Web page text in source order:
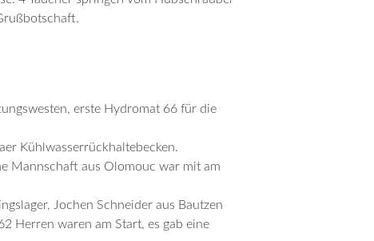
erste Hydromat 66 für die
Kühlwasserrückhaltebecken.
Mannschaft aus Olomouc war mit am
Jochen Schneider aus Bautzen
Herren waren am Start, es gab eine